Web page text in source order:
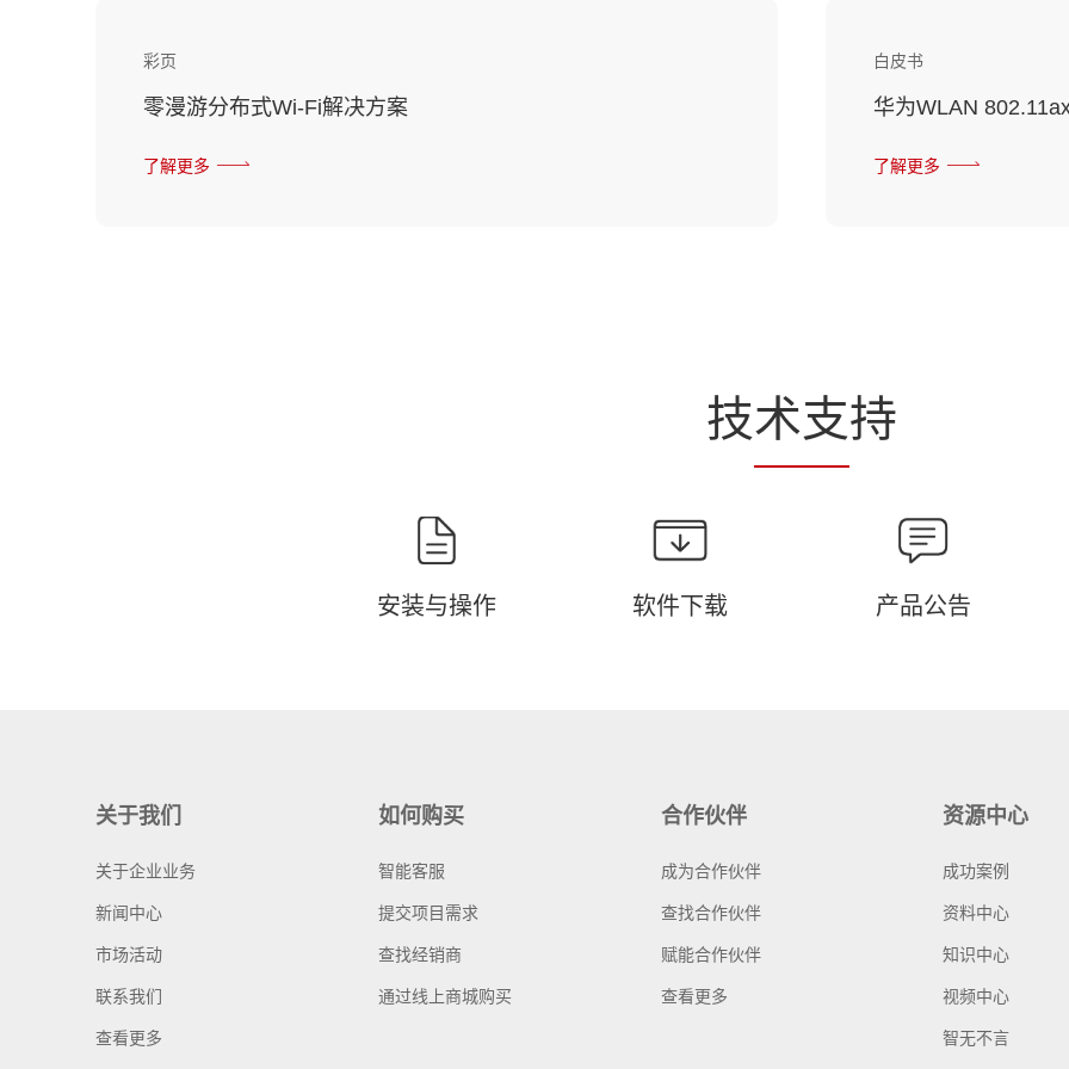
彩页
零漫游分布式Wi-Fi解决方案
了解更多
白皮书
华为WLAN
了解更多
技术支持
安装与操作 软件下载 产品公告
关于我们
关于企业业务
新闻中心
市场活动
联系我们
查看更多
如何购买
智能客服
提交项目需求
查找经销商
通过线上商城购买
合作伙伴
成为合作伙伴
查找合作伙伴
赋能合作伙伴
查看更多
资源中心
成功案例
资料中心
知识中心
视频中心
智无不言